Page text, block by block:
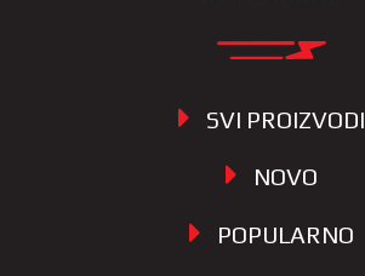
SVI PROIZVODI
NOVO
POPULARNO